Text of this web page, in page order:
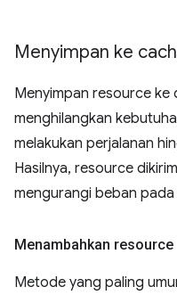
Menyimpan ke
Menyimpan resource ke
menghilangkan
melakukan perjalanan
Hasilnya, resource
mengurangi beban pada
Menambahkan
Metode yang paling